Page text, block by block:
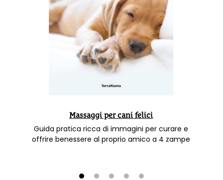
Massaggi per cani felici
Guida pratica ricca di immagini per curare e
offrire benessere al proprio amico a 4 zampe